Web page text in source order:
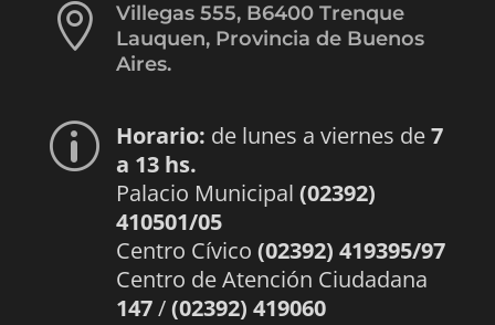

Villegas 555, B6400 Trenque
Lauquen, Provincia de Buenos
Aires.
p Horario: de lunes a viernes de7
a 13 hs.
Palacio Municipal (02392)
410501/05
Centro Cívico (02392) 419395/97
Centro de Atención Ciudadana
147/(02392) 419060